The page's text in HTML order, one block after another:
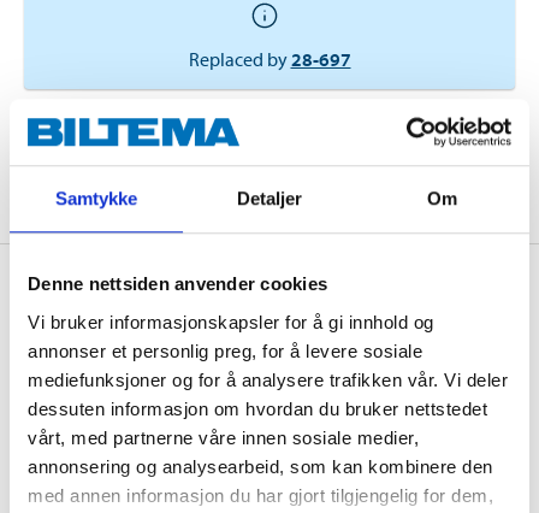
Samtykke Detaljer Om
Denne nettsiden anvender cookies
Vi bruker informasjonskapsler for å gi innhold og
annonser et personlig preg, for å levere sosiale
mediefunksjoner og for å analysere trafikken vår. Vi deler
dessuten informasjon om hvordan du bruker nettstedet
vårt, med partnerne våre innen sosiale medier,
annonsering og analysearbeid, som kan kombinere den
med annen informasjon du har gjort tilgjengelig for dem,
Replaced by28-697
ADD TO CART
Description
Stylish waste bin made of black powder-coated steel.
Ideal for use at home or at workplaces. Top Ø: 29.5 cm.
Bottom Ø 23.6 cm. Height 34 cm.